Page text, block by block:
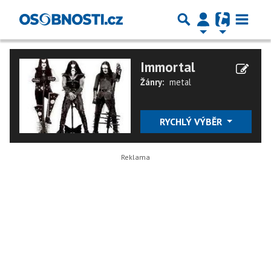
Immortal
Žánry: metal
RYCHLÝ VÝBĚR